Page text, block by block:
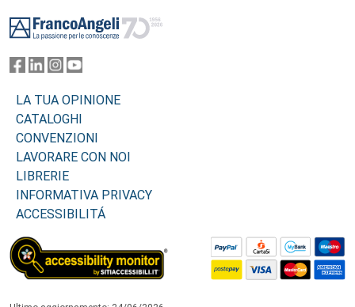
LA TUA OPINIONE
CATALOGHI
CONVENZIONI
LAVORARE CON NOI
LIBRERIE
INFORMATIVA PRIVACY
ACCESSIBILITÁ